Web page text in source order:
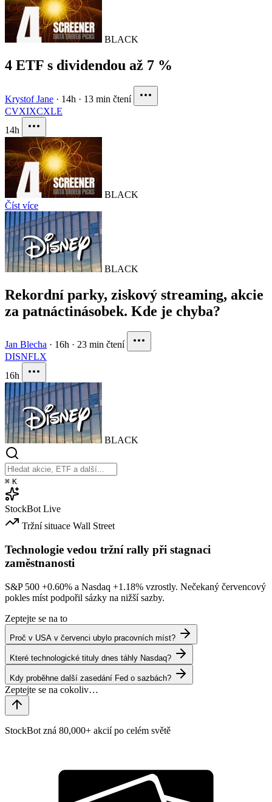
BLACK
4 ETF s dividendou až 7 %
Krystof Jane · 14h · 13 min čtení
CVXIXCXLE
14h
BLACK
Číst více
BLACK
Rekordní parky, ziskový streaming, akcie
za patnáctinásobek. Kde je chyba?
Jan Blecha · 16h · 23 min čtení
DISNFLX
16h
BLACK
⌘ K
StockBot Live
Tržní situace Wall Street
Technologie vedou tržní rally při stagnaci
zaměstnanosti
S&P 500 +0.60% a Nasdaq +1.18% vzrostly. Nečekaný červencový
pokles míst podpořil sázky na nižší sazby.
Zeptejte se na to
Proč v USA v červenci ubylo pracovních míst?
Které technologické tituly dnes táhly Nasdaq?
Kdy proběhne další zasedání Fed o sazbách?
StockBot zná 80,000+ akcií po celém světě